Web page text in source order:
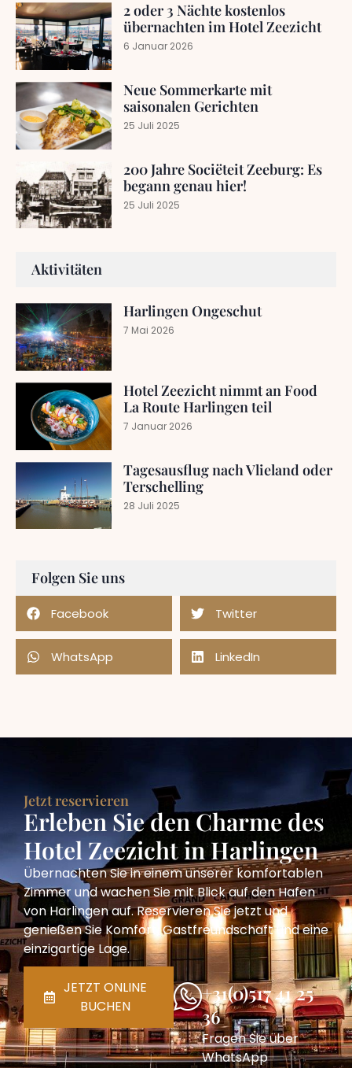
2 oder 3 Nächte kostenlos
übernachten im Hotel Zeezicht
6 Januar 2026
Neue Sommerkarte mit
saisonalen Gerichten
25 Juli 2025
200 Jahre Sociëteit Zeeburg: Es
begann genau hier!
25 Juli 2025
Aktivitäten
Harlingen Ongeschut
7 Mai 2026
Hotel Zeezicht nimmt an Food
La Route Harlingen teil
7 Januar 2026
Tagesausflug nach Vlieland oder
Terschelling
28 Juli 2025
Folgen Sie uns
Facebook Twitter
WhatsApp LinkedIn
Jetzt reservieren
Erleben Sie den Charme des
Hotel Zeezicht in Harlingen
Übernachten Sie in einem unserer komfortablen
Zimmer und wachen Sie mit Blick auf den Hafen
von Harlingen auf. Reservieren Sie jetzt und
genießen Sie Komfort, Gastfreundschaft und eine
einzigartige Lage.
JETZT ONLINE
BUCHEN
+31(0)517 41 25
36
Fragen Sie über
WhatsApp